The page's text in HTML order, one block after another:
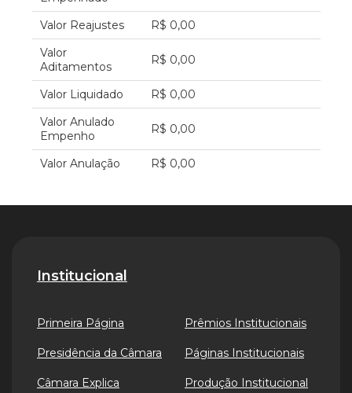
Valor Reajustes
R$ 0,00
Valor
Aditamentos
R$ 0,00
Valor Liquidado
R$ 0,00
Valor Anulado
Empenho
R$ 0,00
Valor Anulação R$ 0,00
Institucional
Primeira Página
Presidência da Câmara
Câmara Explica
Prêmios Institucionais
Páginas Institucionais
Produção Institucional